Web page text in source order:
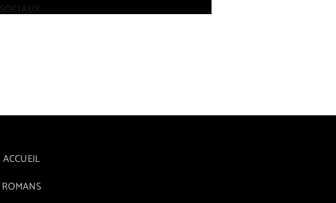
ACCUEIL
ROMANS